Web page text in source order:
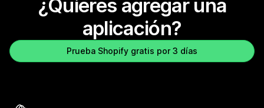
¿Quieres agregar una
aplicación?
Prueba Shopify gratis por 3 días